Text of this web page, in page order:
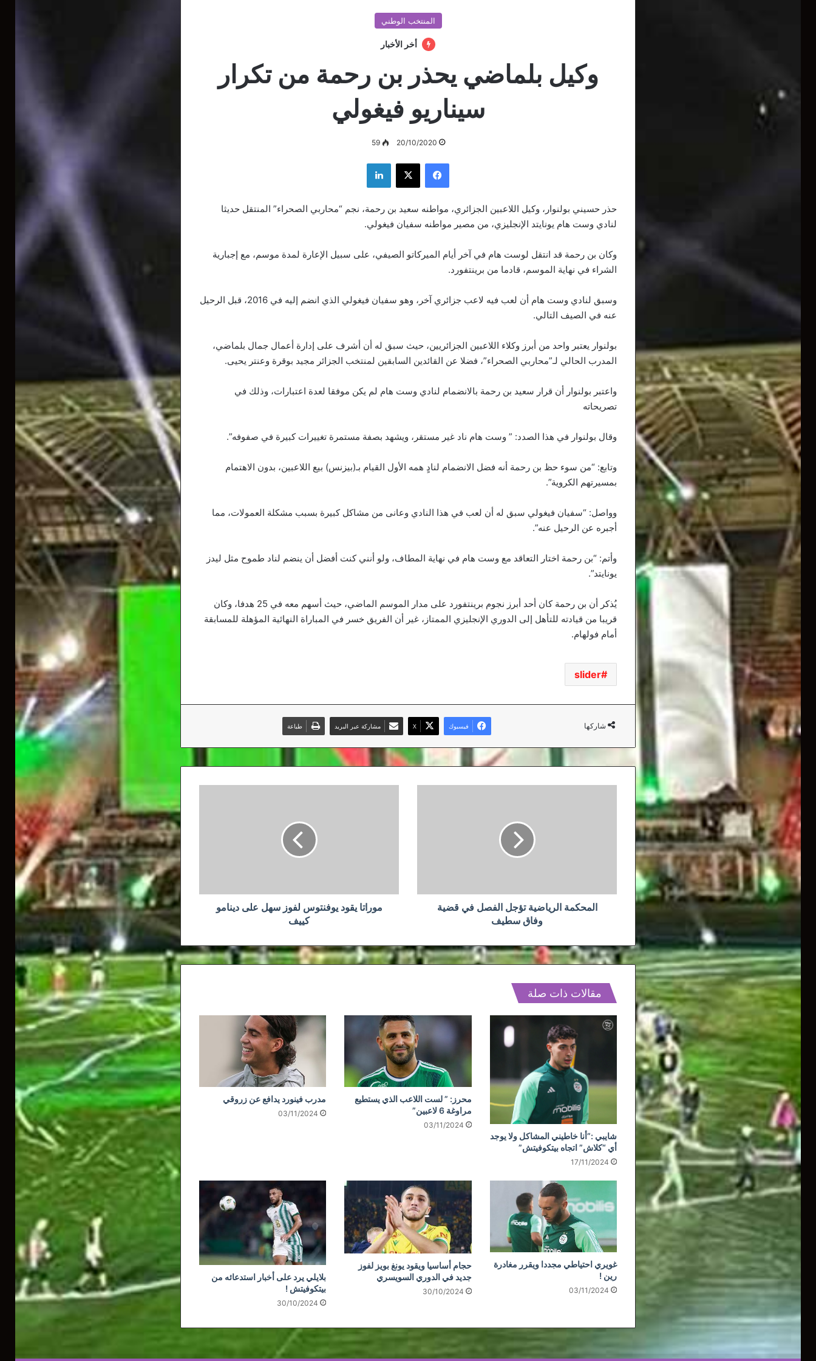
المنتخب الوطني
أخر الأخبار
وكيل بلماضي يحذر بن رحمة من تكرار
سيناريو فيغولي
20/10/2020
59
فيسبوك ‫X لينكدإن
حذر حسيني بولنوار، وكيل اللاعبين الجزائري، مواطنه سعيد بن رحمة، نجم “محاربي الصحراء” المنتقل حديثا
لنادي وست هام يونايتد الإنجليزي، من مصير مواطنه سفيان فيغولي.
وكان بن رحمة قد انتقل لوست هام في آخر أيام الميركاتو الصيفي، على سبيل الإعارة لمدة موسم، مع إجبارية
الشراء في نهاية الموسم، قادما من برينتفورد.
وسبق لنادي وست هام أن لعب فيه لاعب جزائري آخر، وهو سفيان فيغولي الذي انضم إليه في 2016، قبل الرحيل
عنه في الصيف التالي.
بولنوار يعتبر واحد من أبرز وكلاء اللاعبين الجزائريين، حيث سبق له أن أشرف على إدارة أعمال جمال بلماضي،
المدرب الحالي لـ”محاربي الصحراء”، فضلا عن القائدين السابقين لمنتخب الجزائر مجيد بوقرة وعنتر يحيى.
واعتبر بولنوار أن قرار سعيد بن رحمة بالانضمام لنادي وست هام لم يكن موفقا لعدة اعتبارات، وذلك في
تصريحاته
وقال بولنوار في هذا الصدد: ” وست هام ناد غير مستقر، ويشهد بصفة مستمرة تغييرات كبيرة في صفوفه”.
وتابع: “من سوء حظ بن رحمة أنه فضل الانضمام لنادٍ همه الأول القيام بـ(بيزنس) بيع اللاعبين، بدون الاهتمام
بمسيرتهم الكروية”.
وواصل: “سفيان فيغولي سبق له أن لعب في هذا النادي وعانى من مشاكل كبيرة بسبب مشكلة العمولات، مما
أجبره عن الرحيل عنه”.
وأتم: “بن رحمة اختار التعاقد مع وست هام في نهاية المطاف، ولو أنني كنت أفضل أن ينضم لناد طموح مثل ليدز
يونايتد”.
يُذكر أن بن رحمة كان أحد أبرز نجوم برينتفورد على مدار الموسم الماضي، حيث أسهم معه في 25 هدفا، وكان
قريبا من قيادته للتأهل إلى الدوري الإنجليزي الممتاز، غير أن الفريق خسر في المباراة النهائية المؤهلة للمسابقة
أمام فولهام.
slider
شاركها فيسبوك ‫X مشاركة عبر البريد طباعة
المحكمة الرياضية تؤجل الفصل في قضية
وفاق سطيف
موراتا يقود يوفنتوس لفوز سهل على دينامو
كييف
مقالات ذات صلة
شايبي :”أنا خاطيني المشاكل ولا يوجد
أي “كلاش” اتجاه بيتكوفيتش”
17/11/2024
محرز: ” لست اللاعب الذي يستطيع
مراوغة 6 لاعبين”
03/11/2024
مدرب فينورد يدافع عن زروقي
03/11/2024
غويري احتياطي مجددا ويقرر مغادرة
رين !
03/11/2024
حجام أساسيا ويقود يونغ بويز لفوز
جديد في الدوري السويسري
30/10/2024
بلايلي يرد على أخبار استدعائه من
بيتكوفيتش !
30/10/2024